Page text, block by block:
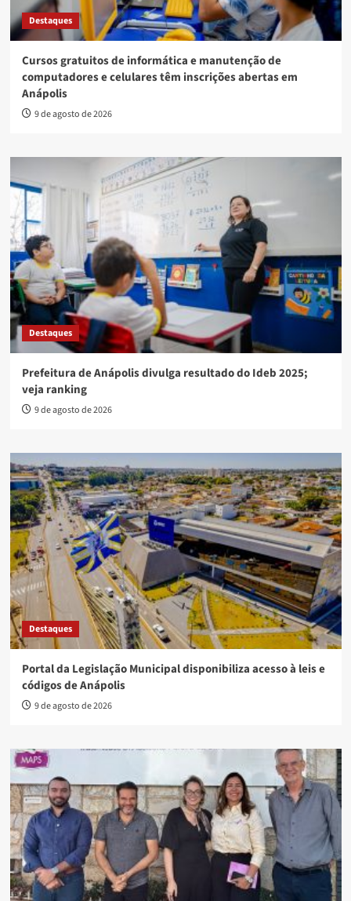
Destaques
Cursos gratuitos de informática e manutenção de
computadores e celulares têm inscrições abertas em
Anápolis
9 de agosto de 2026
Destaques
Prefeitura de Anápolis divulga resultado do Ideb 2025;
veja ranking
9 de agosto de 2026
Destaques
Portal da Legislação Municipal disponibiliza acesso à leis e
códigos de Anápolis
9 de agosto de 2026